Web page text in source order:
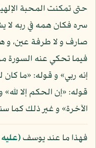
حتى تمكنت المحبة
سره فكان همه في ربه لا
صارف و لا طرفة عين، و
فيما تحكي عنه السورة
إنه ربي» و قوله: «ما
قوله: «إن الحكم إلا لله»
الآخرة» و غير ذلك كما
فهذا ما عند يوسف